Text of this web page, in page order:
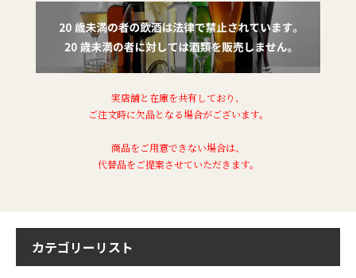
実店舗と在庫を共有しており、
ご注文時に欠品となる場合がございます。
商品をご用意できない場合は、
代替品をご提案させていただきます。
カテゴリーリスト